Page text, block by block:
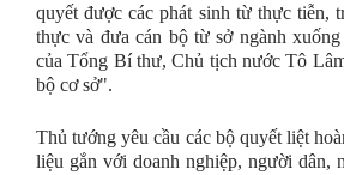
quyết được các phát sinh từ thực tiễn,
thực và đưa cán bộ từ sở ngành
của Tổng Bí thư, Chủ tịch nước Tô
bộ cơ sở".
Thủ tướng yêu cầu các bộ quyết liệt
liệu gắn với doanh nghiệp, người dân,